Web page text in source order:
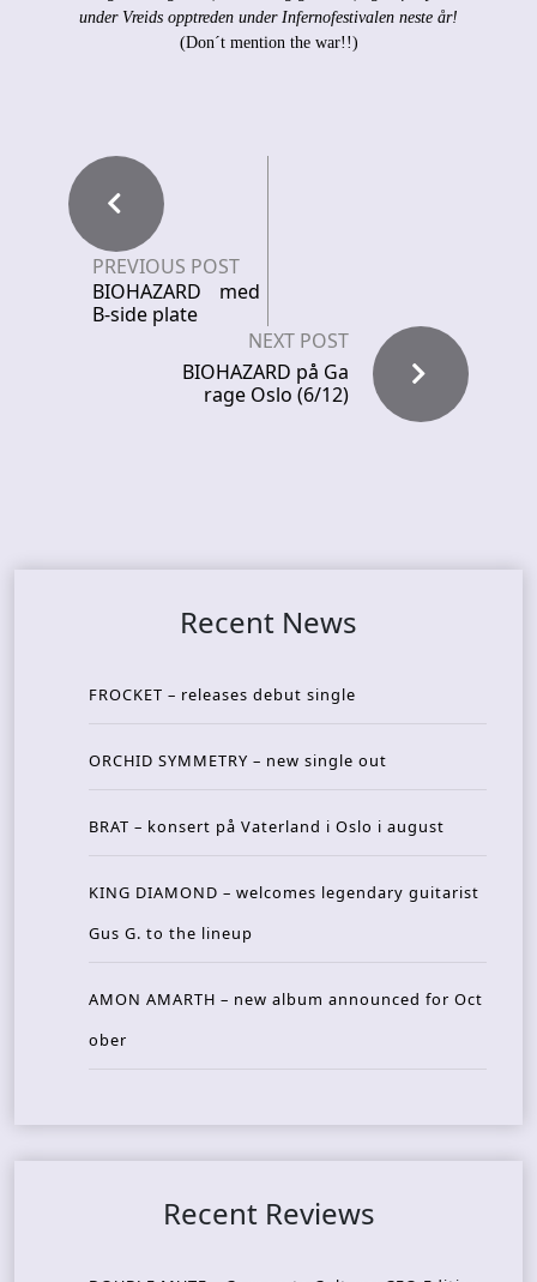
under Vreids opptreden under Infernofestivalen neste år!
(Don´t mention the war!!)
PREVIOUS POST
BIOHAZARD med
B-side plate
NEXT POST
BIOHAZARD på Ga
rage Oslo (6/12)
Recent News
FROCKET – releases debut single
ORCHID SYMMETRY – new single out
BRAT – konsert på Vaterland i Oslo i august
KING DIAMOND – welcomes legendary guitarist
Gus G. to the lineup
AMON AMARTH – new album announced for Oct
ober
Recent Reviews